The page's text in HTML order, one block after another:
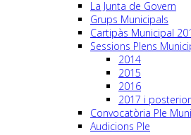
La Junta de Govern
Grups Municipals
Cartipàs Municipal
Sessions Plens
2014
2015
2016
2017 i
Convocatòria Ple
Audicions Ple